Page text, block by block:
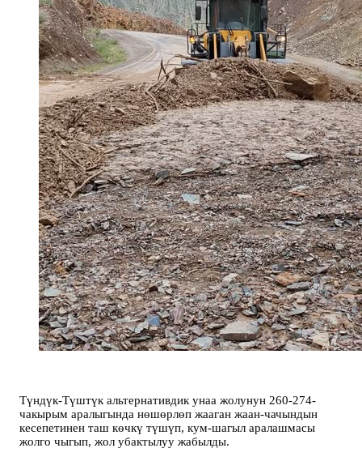
Түндүк-Түштүк альтернативдик унаа жолунун 260-274-
чакырым аралыгында нөшөрлөп жааган жаан-чачындын
кесепетинен таш көчкү түшүп, кум-шагыл аралашмасы
жолго чыгып, жол убактылуу жабылды.